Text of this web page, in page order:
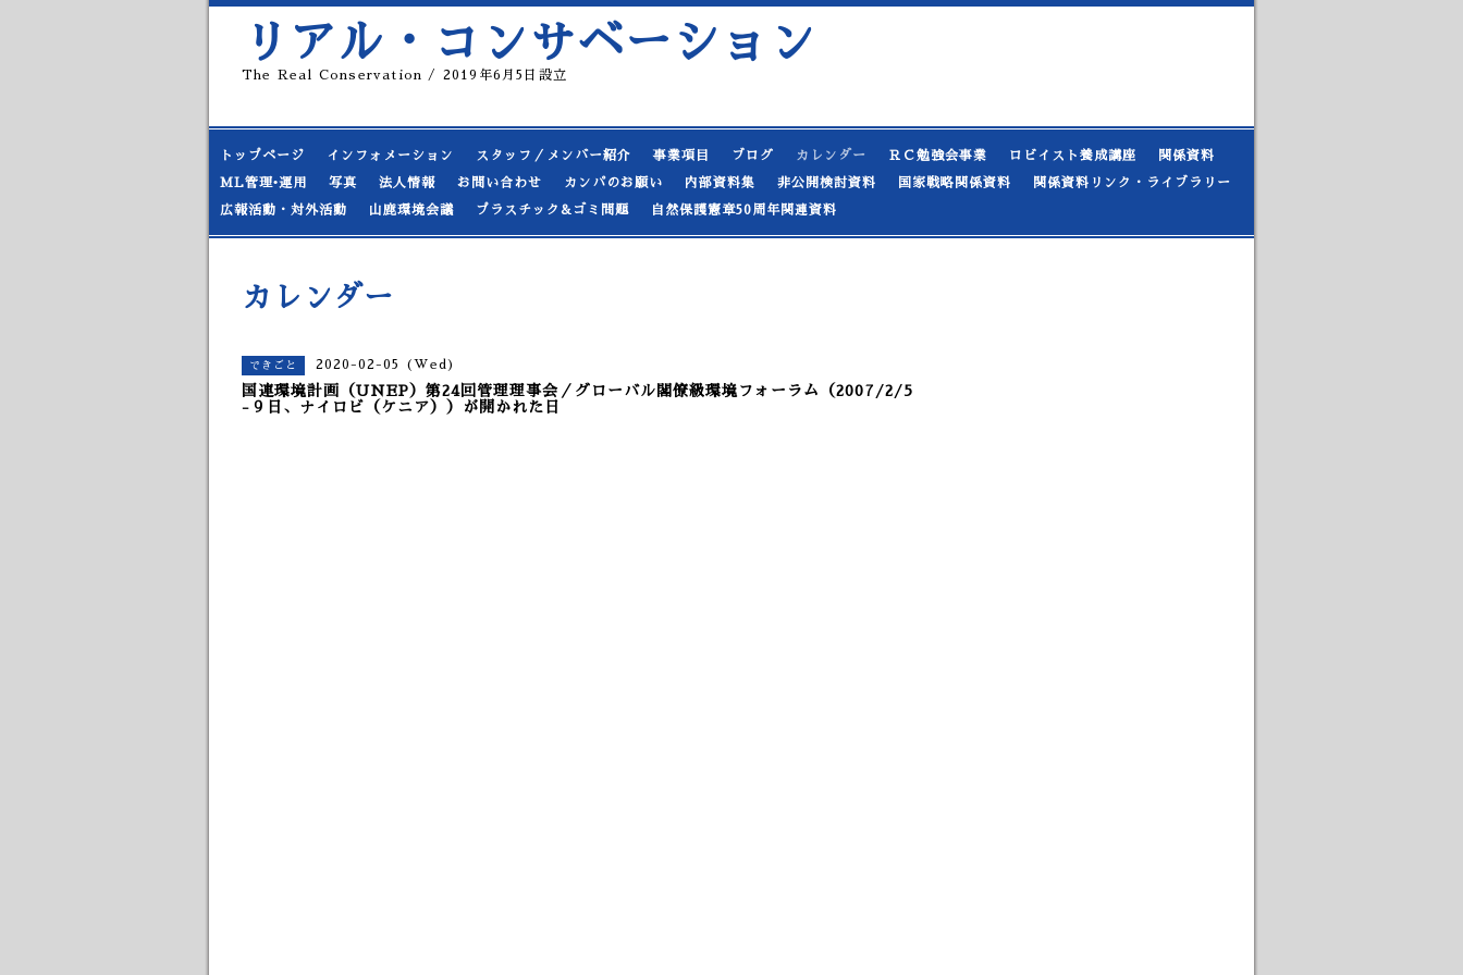
リアル・コンサベーション
The Real Conservation / 2019年6月5日設立
トップページ インフォメーション スタッフ／メンバー紹介 事業項目 ブログ カレンダー ＲＣ勉強会事業 ロビイスト養成講座 関係資料
ML管理•運用 写真 法人情報 お問い合わせ カンパのお願い 内部資料集 非公開検討資料 国家戦略関係資料 関係資料リンク・ライブラリー
広報活動・対外活動 山鹿環境会議 プラスチック&ゴミ問題 自然保護憲章50周年関連資料
カレンダー
できごと 2020-02-05 (Wed)
国連環境計画（UNEP）第24回管理理事会／グローバル閣僚級環境フォーラム（2007/2/5
-９日、ナイロビ（ケニア））が開かれた日